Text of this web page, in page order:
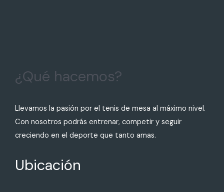
¿Qué hacemos?
Llevamos la pasión por el tenis de mesa al máximo nivel.
Con nosotros podrás entrenar, competir y seguir
creciendo en el deporte que tanto amas.
Ubicación